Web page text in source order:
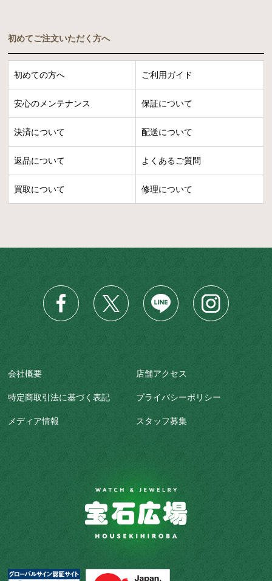
初めてご注文いただく方へ
初めての方へ ご利用ガイド
安心のメンテナンス 保証について
決済について 配送について
返品について よくあるご質問
買取について 修理について
会社概要 店舗アクセス
特定商取引法に基づく表記 プライバシーポリシー
メディア情報 スタッフ募集